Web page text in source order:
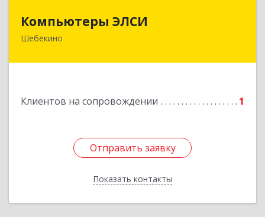
Компьютеры ЭЛСИ
Шебекино
Клиентов на сопровождении 1
Отправить заявку
Показать контакты
Отправить заявку
Назад